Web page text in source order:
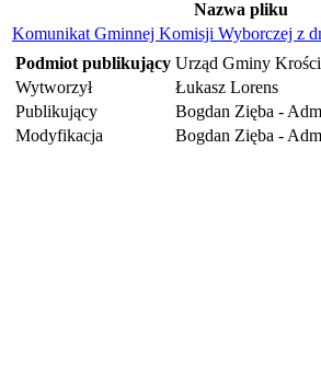
Nazwa pliku
Komunikat Gminnej Komisji Wyborczej z
Podmiot publikujący Urząd Gminy
Wytworzył
Łukasz Lorens
Publikujący
Bogdan Zięba -
Modyfikacja
Bogdan Zięba -